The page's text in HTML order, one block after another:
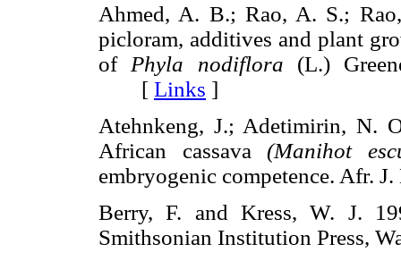
Ahmed, A. B.; Rao, A. S.;
picloram, additives and plant
of Phyla nodiflora (L.)
[ Links ]
Atehnkeng, J.; Adetimirin, N.
African cassava(Manihot
embryogenic competence.
Berry, F. and Kress, W. J.
Smithsonian Institution